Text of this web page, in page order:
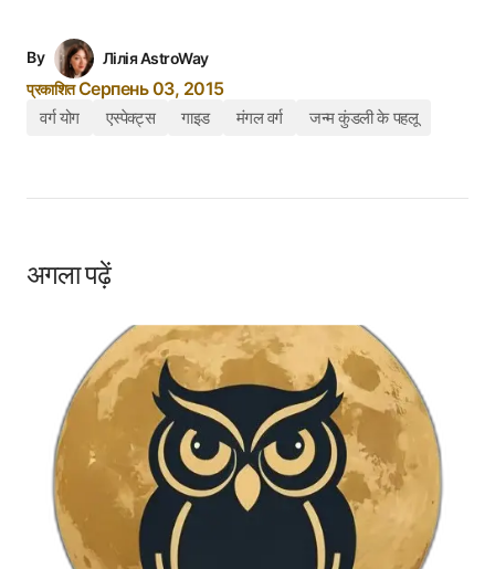
By
Лілія AstroWay
प्रकाशितСерпень 03, 2015
वर्ग योग एस्पेक्ट्स गाइड मंगल वर्ग जन्म कुंडली के पहलू
अगला पढ़ें